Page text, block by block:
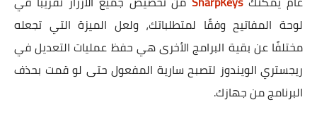
لوحة المفاتيح وفقًا لمتطلباتك، ولعل الميزة التي تجعله
مختلفًا عن بقية البرامج الأخرى هي حفظ عمليات التعديل في
ريجستري الويندوز لتصبح سارية المفعول حتى لو قمت بحذف
البرنامج من جهازك.